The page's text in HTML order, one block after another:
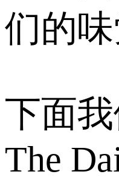
们的味
下面
The